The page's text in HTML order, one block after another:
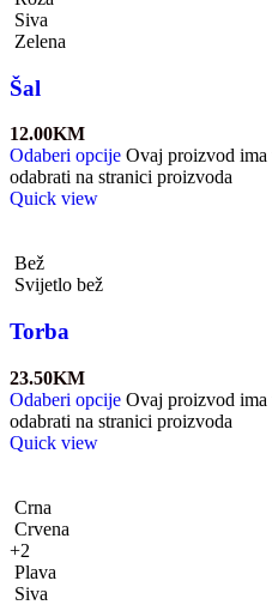
Siva
Zelena
Šal
12.00KM
Odaberi opcije Ovaj proizvod ima
odabrati na stranici proizvoda
Quick view
Bež
Svijetlo bež
Torba
23.50KM
Odaberi opcije Ovaj proizvod ima
odabrati na stranici proizvoda
Quick view
Crna
Crvena
+2
Plava
Siva